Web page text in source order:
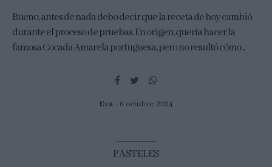
Bueno, antes de nada debo decir que la receta de hoy cambió
durante el proceso de pruebas. En origen, quería hacer la
famosa Cocada Amarela portuguesa, pero no resultó cómo...
Eva 6 octubre, 2024
PASTELES